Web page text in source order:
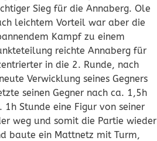
Sieg für die Annaberg. Ole
leichtem Vorteil war aber die
Kampf zu einem
reichte Annaberg für
in die 2. Runde, nach
Verwicklung seines Gegners
seinen Gegner nach ca. 1,5h
Stunde eine Figur von seiner
weg und somit die Partie wieder
baute ein Mattnetz mit Turm,